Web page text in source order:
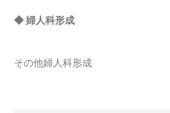
◆ 婦人科形成
その他婦人科形成